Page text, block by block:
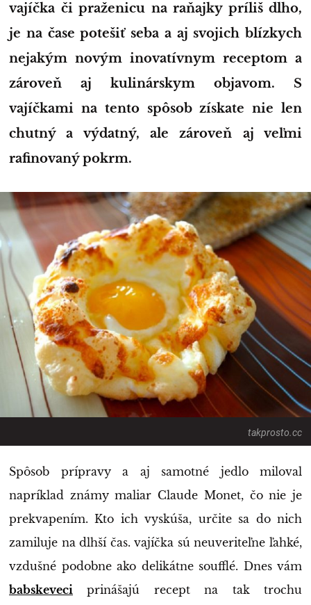
vajíčka či praženicu na raňajky príliš dlho,
je na čase potešiť seba a aj svojich blízkych
nejakým novým inovatívnym receptom a
zároveň aj kulinárskym objavom. S
vajíčkami na tento spôsob získate nie len
chutný a výdatný, ale zároveň aj veľmi
rafinovaný pokrm.
takprosto.cc
Spôsob prípravy a aj samotné jedlo miloval
napríklad známy maliar Claude Monet, čo nie je
prekvapením. Kto ich vyskúša, určite sa do nich
zamiluje na dlhší čas. vajíčka sú neuveriteľne ľahké,
vzdušné podobne ako delikátne soufflé. Dnes vám
babskeveci prinášajú recept na tak trochu